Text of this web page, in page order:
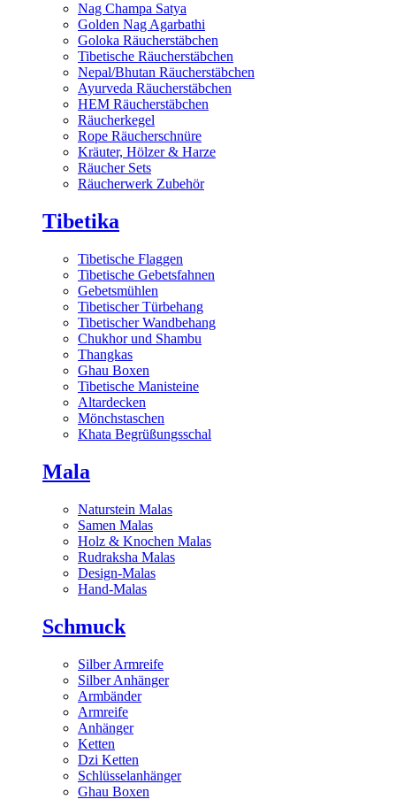
Nag Champa Satya
Golden Nag Agarbathi
Goloka Räucherstäbchen
Tibetische Räucherstäbchen
Nepal/Bhutan Räucherstäbchen
Ayurveda Räucherstäbchen
HEM Räucherstäbchen
Räucherkegel
Rope Räucherschnüre
Kräuter, Hölzer & Harze
Räucher Sets
Räucherwerk Zubehör
Tibetika
Tibetische Flaggen
Tibetische Gebetsfahnen
Gebetsmühlen
Tibetischer Türbehang
Tibetischer Wandbehang
Chukhor und Shambu
Thangkas
Ghau Boxen
Tibetische Manisteine
Altardecken
Mönchstaschen
Khata Begrüßungsschal
Mala
Naturstein Malas
Samen Malas
Holz & Knochen Malas
Rudraksha Malas
Design-Malas
Hand-Malas
Schmuck
Silber Armreife
Silber Anhänger
Armbänder
Armreife
Anhänger
Ketten
Dzi Ketten
Schlüsselanhänger
Ghau Boxen